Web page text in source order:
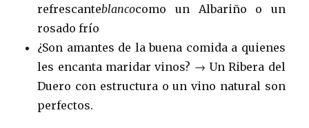
refrescanteblancocomo un Albariño o un
rosado frío
¿Son amantes de la buena comida a quienes
les encanta maridar vinos? → Un Ribera del
Duero con estructura o un vino natural son
perfectos.